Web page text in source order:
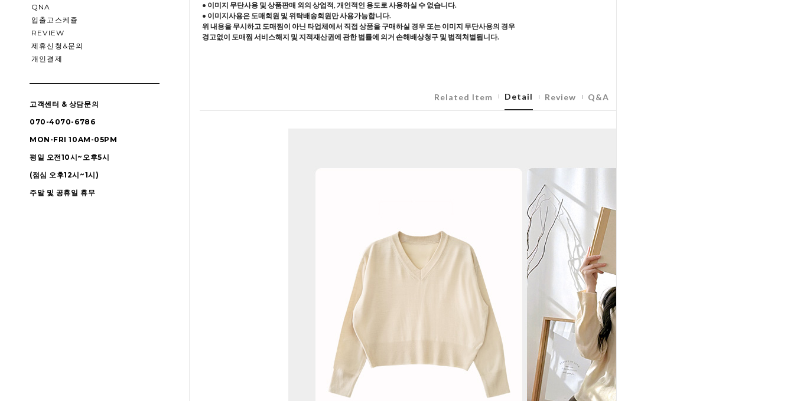
QNA
입출고스케쥴
REVIEW
제휴신청&문의
개인결제
고객센터 & 상담문의
070-4070-6786
MON-FRI 10AM-05PM
평일 오전10시~오후5시
(점심 오후12시~1시)
주말 및 공휴일 휴무
• 이미지 무단사용 및 상품판매 외의 상업적, 개인적인 용도로 사용하실 수 없습니다.
• 이미지사용은 도매회원 및 위탁배송회원만 사용가능합니다.
위 내용을 무시하고 도매찜이 아닌 타업체에서 직접 상품을 구매하실 경우 또는 이미지 무단사용의 경우
경고없이 도매찜 서비스해지 및 지적재산권에 관한 법률에 의거 손해배상청구 및 법적처벌됩니다.
Related Item Detail Review Q&A